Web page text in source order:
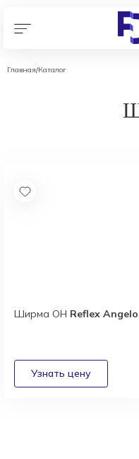
Главная/Каталог
Ширма OH Reflex Angelo